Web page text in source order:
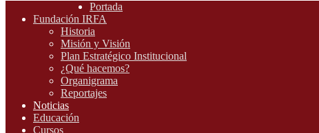
Portada
Fundación IRFA
Historia
Misión y Visión
Plan Estratégico Institucional
¿Qué hacemos?
Organigrama
Reportajes
Noticias
Educación
Cursos